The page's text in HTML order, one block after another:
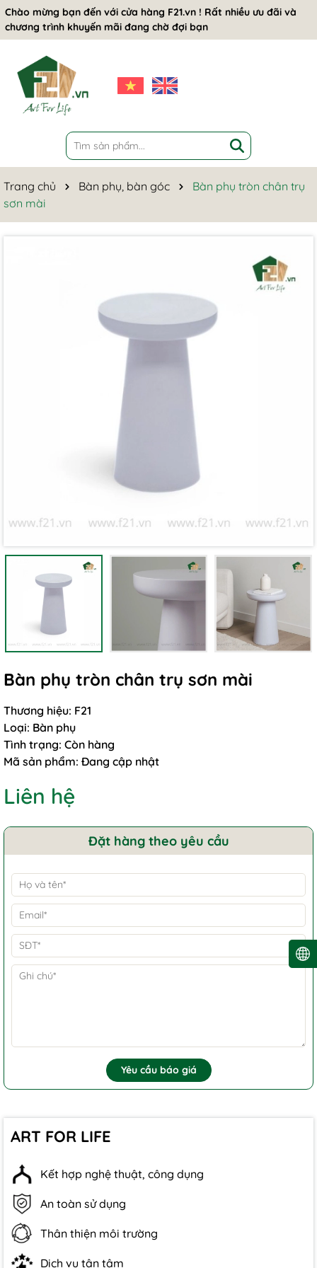
Chào mừng bạn đến với cửa hàng F21.vn ! Rất nhiều ưu đãi và
chương trình khuyến mãi đang chờ đợi bạn
Trang chủ Bàn phụ, bàn góc
Bàn phụ tròn chân trụ
sơn mài
Bàn phụ tròn chân trụ sơn mài
Thương hiệu: F21
Loại: Bàn phụ
Tình trạng: Còn hàng
Mã sản phẩm: Đang cập nhật
Liên hệ
Đặt hàng theo yêu cầu
Yêu cầu báo giá
ART FOR LIFE
Kết hợp nghệ thuật, công dụng
An toàn sử dụng
Thân thiện môi trường
Dịch vụ tận tâm